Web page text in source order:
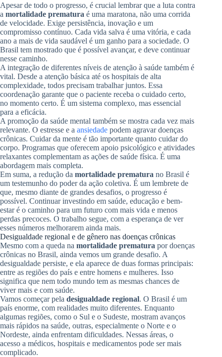
Apesar de todo o progresso, é crucial lembrar que a luta contra
a mortalidade prematura é uma maratona, não uma corrida
de velocidade. Exige persistência, inovação e um
compromisso contínuo. Cada vida salva é uma vitória, e cada
ano a mais de vida saudável é um ganho para a sociedade. O
Brasil tem mostrado que é possível avançar, e deve continuar
nesse caminho.
A integração de diferentes níveis de atenção à saúde também é
vital. Desde a atenção básica até os hospitais de alta
complexidade, todos precisam trabalhar juntos. Essa
coordenação garante que o paciente receba o cuidado certo,
no momento certo. É um sistema complexo, mas essencial
para a eficácia.
A promoção da saúde mental também se mostra cada vez mais
relevante. O estresse e a ansiedade podem agravar doenças
crônicas. Cuidar da mente é tão importante quanto cuidar do
corpo. Programas que oferecem apoio psicológico e atividades
relaxantes complementam as ações de saúde física. É uma
abordagem mais completa.
Em suma, a redução da mortalidade prematura no Brasil é
um testemunho do poder da ação coletiva. É um lembrete de
que, mesmo diante de grandes desafios, o progresso é
possível. Continuar investindo em saúde, educação e bem-
estar é o caminho para um futuro com mais vida e menos
perdas precoces. O trabalho segue, com a esperança de ver
esses números melhorarem ainda mais.
Desigualdade regional e de gênero nas doenças crônicas
Mesmo com a queda na mortalidade prematura por doenças
crônicas no Brasil, ainda vemos um grande desafio. A
desigualdade persiste, e ela aparece de duas formas principais:
entre as regiões do país e entre homens e mulheres. Isso
significa que nem todo mundo tem as mesmas chances de
viver mais e com saúde.
Vamos começar pela desigualdade regional. O Brasil é um
país enorme, com realidades muito diferentes. Enquanto
algumas regiões, como o Sul e o Sudeste, mostram avanços
mais rápidos na saúde, outras, especialmente o Norte e o
Nordeste, ainda enfrentam dificuldades. Nessas áreas, o
acesso a médicos, hospitais e medicamentos pode ser mais
complicado.